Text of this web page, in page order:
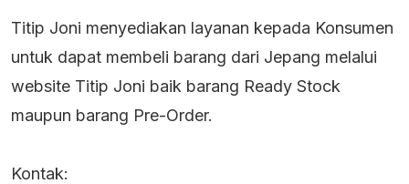
Titip Joni menyediakan layanan kepada Konsumen
untuk dapat membeli barang dari Jepang melalui
website Titip Joni baik barang Ready Stock
maupun barang Pre-Order.
Kontak: